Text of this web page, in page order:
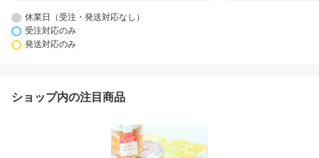
休業日（受注・発送対応なし）
受注対応のみ
発送対応のみ
ショップ内の注目商品